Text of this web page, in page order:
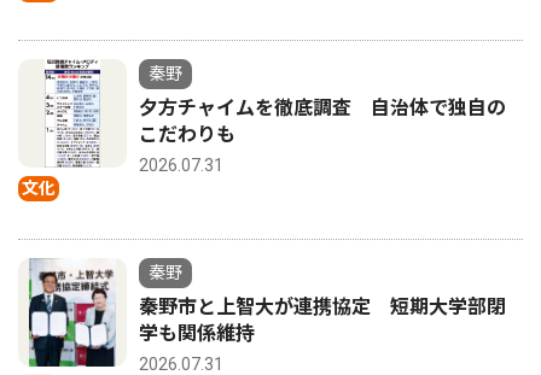
文化
秦野
夕方チャイムを徹底調査 自治体で独自の
こだわりも
2026.07.31
秦野
秦野市と上智大が連携協定 短期大学部閉
学も関係維持
2026.07.31